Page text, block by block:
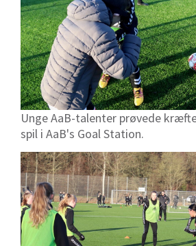
Unge AaB-talenter prøvede
spil i AaB's Goal Station.